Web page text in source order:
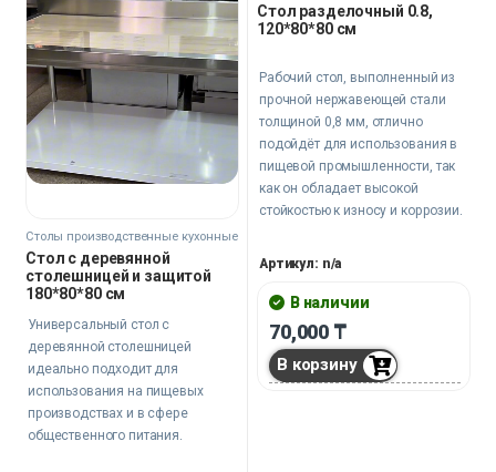
Столы производственные кухонные
Стол с деревянной
столешницей и защитой
180*80*80 см
Универсальный стол с
деревянной столешницей
идеально подходит для
использования на пищевых
производствах и в сфере
общественного питания.
Стол разделочный 0.8,
120*80*80 см
Рабочий стол, выполненный из
прочной нержавеющей стали
толщиной 0,8 мм, отлично
подойдёт для использования в
пищевой промышленности, так
как он обладает высокой
стойкостью к износу и коррозии.
Артикул: n/a
В наличии
70,000 ₸
В корзину